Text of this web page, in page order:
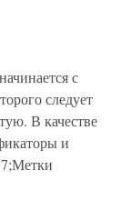
с
следует
В качестве
и